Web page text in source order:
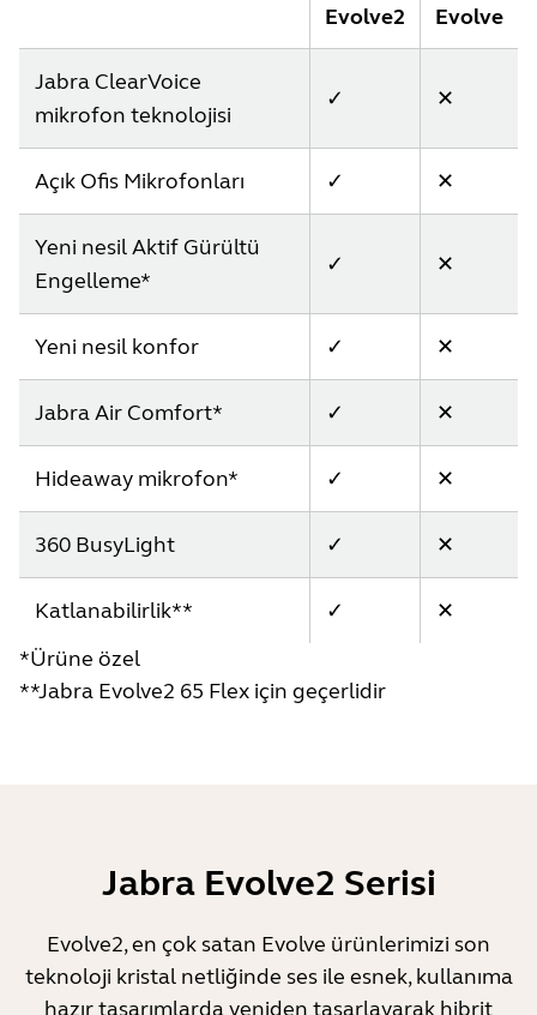
Evolve2 Evolve
Jabra ClearVoice
mikrofon teknolojisi
✓ ✕
Açık Ofis Mikrofonları ✓ ✕
Yeni nesil Aktif Gürültü
Engelleme*
✓ ✕
Yeni nesil konfor ✓ ✕
Jabra Air Comfort* ✓ ✕
Hideaway mikrofon* ✓ ✕
360 BusyLight ✓ ✕
Katlanabilirlik** ✓
✕
*Ürüne özel
**Jabra Evolve2 65 Flex için geçerlidir
Jabra Evolve2 Serisi
Evolve2, en çok satan Evolve ürünlerimizi son
teknoloji kristal netliğinde ses ile esnek, kullanıma
hazır tasarımlarda yeniden tasarlayarak hibrit